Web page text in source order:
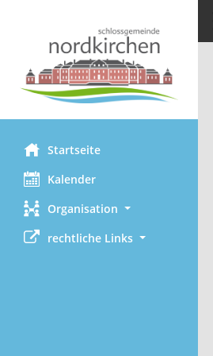
Startseite
Kalender
Organisation
rechtliche Links